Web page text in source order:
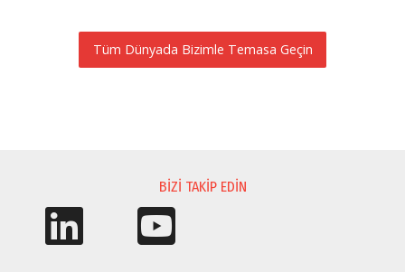
Tüm Dünyada Bizimle Temasa Geçin
BIZI TAKIP EDIN